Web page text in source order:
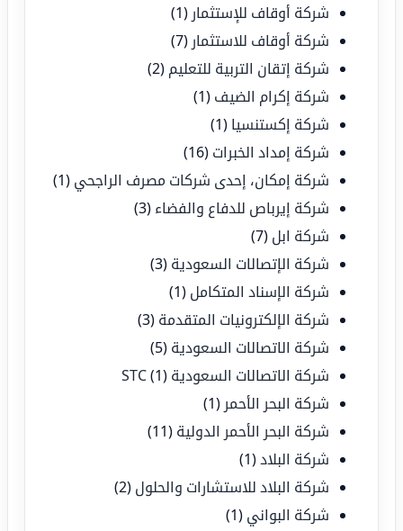
شركة أوقاف للإستثمار (1)
شركة أوقاف للاستثمار (7)
شركة إتقان التربية للتعليم (2)
شركة إكرام الضيف (1)
شركة إكستنسيا (1)
شركة إمداد الخبرات (16)
شركة إمكان، إحدى شركات مصرف الراجحي (1)
شركة إيرباص للدفاع والفضاء (3)
شركة ابل (7)
شركة الإتصالات السعودية (3)
شركة الإسناد المتكامل (1)
شركة الإلكترونيات المتقدمة (3)
شركة الاتصالات السعودية (5)
شركة الاتصالات السعودية STC (1)
شركة البحر الأحمر (1)
شركة البحر الأحمر الدولية (11)
شركة البلاد(1)
شركة البلاد للاستشارات والحلول (2)
شركة البواني (1)